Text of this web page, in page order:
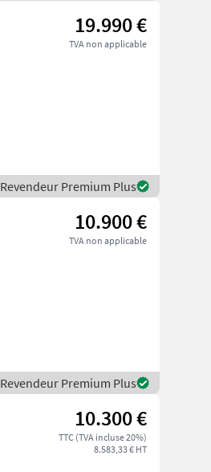
19.990 €
TVA non applicable
Revendeur Premium Plus
10.900 €
TVA non applicable
Revendeur Premium Plus
10.300 €
TTC (TVA incluse 20%)
8.583,33 € HT